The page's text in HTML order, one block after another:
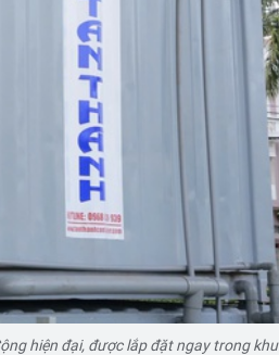
hiện đại, được lắp đặt ngay trong